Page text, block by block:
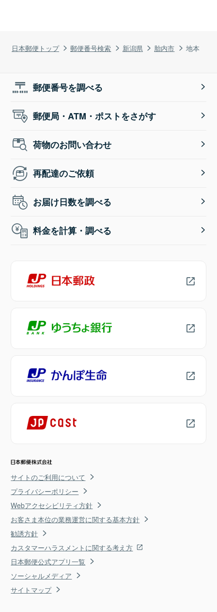
日本郵便トップ 郵便番号検索 新潟県 胎内市 地本
郵便番号を調べる
郵便局・ATM・ポストをさがす
荷物のお問い合わせ
再配達のご依頼
お届け日数を調べる
料金を計算・調べる
サイトのご利用について
プライバシーポリシー
Webアクセシビリティ方針
お客さま本位の業務運営に関する基本方針
勧誘方針
カスタマーハラスメントに関する考え方
日本郵便公式アプリ一覧
ソーシャルメディア
サイトマップ